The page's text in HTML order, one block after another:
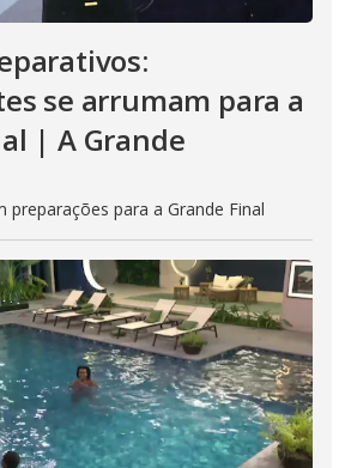
se arrumam para a
| A Grande
preparações para a Grande Final